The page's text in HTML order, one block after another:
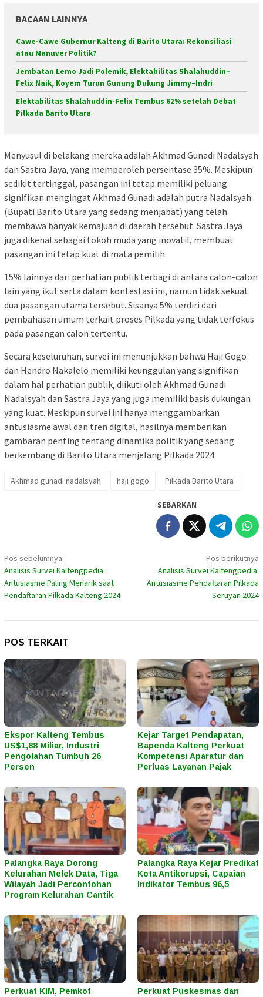
BACAAN LAINNYA
Cawe-Cawe Gubernur Kalteng di Barito Utara: Rekonsiliasi
atau Manuver Politik?
Jembatan Lemo Jadi Polemik, Elektabilitas Shalahuddin–
Felix Naik, Koyem Turun Gunung Dukung Jimmy–Indri
Elektabilitas Shalahuddin-Felix Tembus 62% setelah Debat
Pilkada Barito Utara
Menyusul di belakang mereka adalah Akhmad Gunadi Nadalsyah
dan Sastra Jaya, yang memperoleh persentase 35%. Meskipun
sedikit tertinggal, pasangan ini tetap memiliki peluang
signifikan mengingat Akhmad Gunadi adalah putra Nadalsyah
(Bupati Barito Utara yang sedang menjabat) yang telah
membawa banyak kemajuan di daerah tersebut. Sastra Jaya
juga dikenal sebagai tokoh muda yang inovatif, membuat
pasangan ini tetap kuat di mata pemilih.
15% lainnya dari perhatian publik terbagi di antara calon-calon
lain yang ikut serta dalam kontestasi ini, namun tidak sekuat
dua pasangan utama tersebut. Sisanya 5% terdiri dari
pembahasan umum terkait proses Pilkada yang tidak terfokus
pada pasangan calon tertentu.
Secara keseluruhan, survei ini menunjukkan bahwa Haji Gogo
dan Hendro Nakalelo memiliki keunggulan yang signifikan
dalam hal perhatian publik, diikuti oleh Akhmad Gunadi
Nadalsyah dan Sastra Jaya yang juga memiliki basis dukungan
yang kuat. Meskipun survei ini hanya menggambarkan
antusiasme awal dan tren digital, hasilnya memberikan
gambaran penting tentang dinamika politik yang sedang
berkembang di Barito Utara menjelang Pilkada 2024.
Akhmad gunadi nadalsyah haji gogo Pilkada Barito Utara
SEBARKAN
Navigasi
pos
Pos sebelumnya
Analisis Survei Kaltengpedia:
Antusiasme Paling Menarik saat
Pendaftaran Pilkada Kalteng 2024
Pos berikutnya
Analisis Survei Kaltengpedia:
Antusiasme Pendaftaran Pilkada
Seruyan 2024
POS TERKAIT
Ekspor Kalteng Tembus
US$1,88 Miliar, Industri
Pengolahan Tumbuh 26
Persen
Kejar Target Pendapatan,
Bapenda Kalteng Perkuat
Kompetensi Aparatur dan
Perluas Layanan Pajak
Palangka Raya Dorong
Kelurahan Melek Data, Tiga
Wilayah Jadi Percontohan
Program Kelurahan Cantik
Palangka Raya Kejar Predikat
Kota Antikorupsi, Capaian
Indikator Tembus 96,5
Perkuat KIM, Pemkot
Perkuat Puskesmas dan